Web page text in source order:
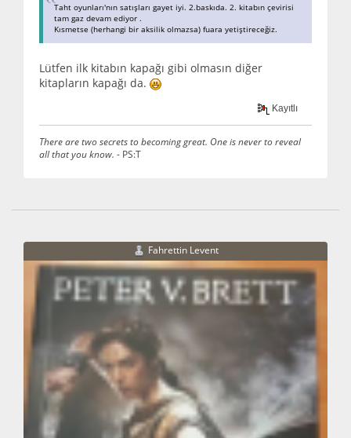
Taht oyunları'nın satışları gayet iyi. 2.baskıda. 2. kitabın çevirisi
tam gaz devam ediyor .
Kısmetse (herhangi bir aksilik olmazsa) fuara yetiştireceğiz.
Lütfen ilk kitabın kapağı gibi olmasın diğer
kitapların kapağı da.
Kayıtlı
There are two secrets to becoming great. One is never to reveal
all that you know. - PS:T
Fahrettin Levent